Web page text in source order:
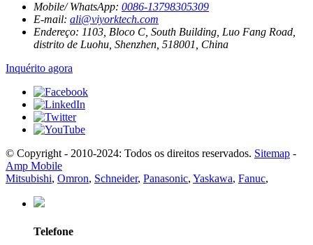
Mobile/ WhatsApp: 0086-13798305309
E-mail: ali@viyorktech.com
Endereço: 1103, Bloco C, South Building, Luo Fang Road,
distrito de Luohu, Shenzhen, 518001, China
Inquérito agora
© Copyright - 2010-2024: Todos os direitos reservados. Sitemap -
Amp Mobile
Mitsubishi, Omron, Schneider, Panasonic, Yaskawa, Fanuc,
Telefone